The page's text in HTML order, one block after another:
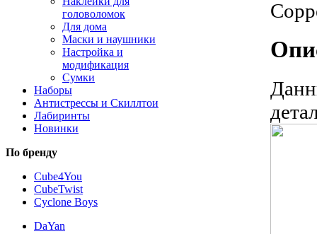
головоломок
Для дома
Маски и наушники
Настройка и
модификация
Сумки
Наборы
Антистрессы и Скиллтои
Лабиринты
Новинки
По бренду
Cube4You
CubeTwist
Cyclone Boys
DaYan